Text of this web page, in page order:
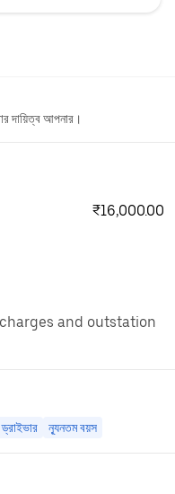
দায়িত্ব আপনার।
₹16,000.00
and outstation
ন্যূনতম বয়স